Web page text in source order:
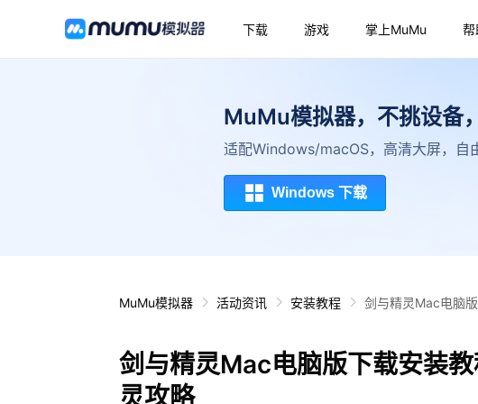
下载 游戏 掌上MuMu 帮
MuMu模拟器，不挑设备
适配Windows/macOS，高清大屏，自
Windows 下载
MuMu模拟器 活动资讯 安装教程 剑与精灵Mac电脑
剑与精灵Mac电脑版下载安装
灵攻略